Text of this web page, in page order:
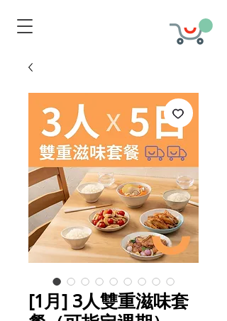
[1月] 3人雙重滋味套